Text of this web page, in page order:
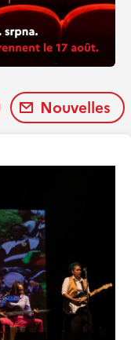
Nouvelles